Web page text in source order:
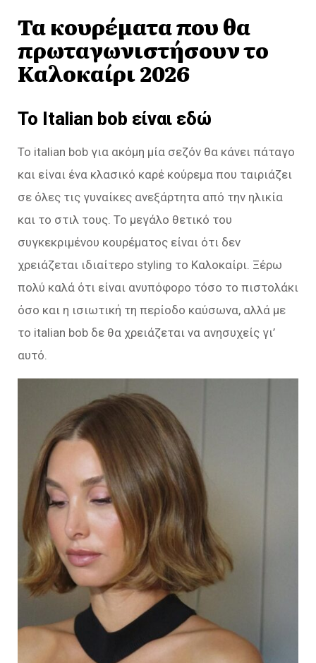
Τα κουρέματα που θα
πρωταγωνιστήσουν το
Καλοκαίρι 2026
Το Italian bob είναι εδώ
Το italian bob για ακόμη μία σεζόν θα κάνει πάταγο
και είναι ένα κλασικό καρέ κούρεμα που ταιριάζει
σε όλες τις γυναίκες ανεξάρτητα από την ηλικία
και το στιλ τους. Το μεγάλο θετικό του
συγκεκριμένου κουρέματος είναι ότι δεν
χρειάζεται ιδιαίτερο styling το Καλοκαίρι. Ξέρω
πολύ καλά ότι είναι ανυπόφορο τόσο το πιστολάκι
όσο και η ισιωτική τη περίοδο καύσωνα, αλλά με
το italian bob δε θα χρειάζεται να ανησυχείς γι’
αυτό.